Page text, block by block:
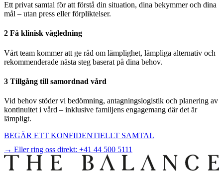
Ett privat samtal för att förstå din situation, dina bekymmer och dina
mål – utan press eller förpliktelser.
2 Få klinisk vägledning
Vårt team kommer att ge råd om lämplighet, lämpliga alternativ och
rekommenderade nästa steg baserat på dina behov.
3 Tillgång till samordnad vård
Vid behov stöder vi bedömning, antagningslogistik och planering av
kontinuitet i vård – inklusive familjens engagemang där det är
lämpligt.
BEGÄR ETT KONFIDENTIELLT SAMTAL
→ Eller ring oss direkt: +41 44 500 5111